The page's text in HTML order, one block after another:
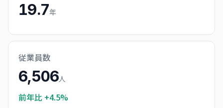
19.7年
従業員数
6,506人
前年比 +4.5%